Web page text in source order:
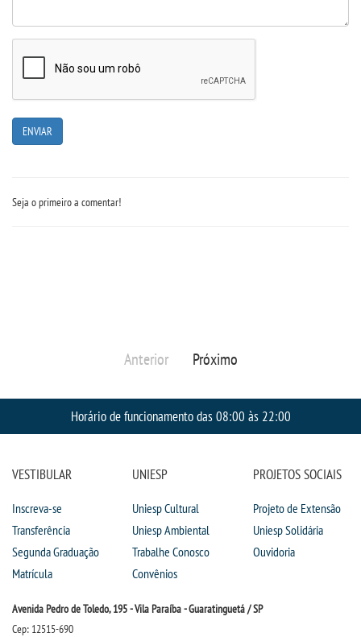
Seja o primeiro a comentar!
Anterior Próximo
Horário de funcionamento das 08:00 às 22:00
VESTIBULAR
Inscreva-se
Transferência
Segunda Graduação
Matrícula
UNIESP
Uniesp Cultural
Uniesp Ambiental
Trabalhe Conosco
Convênios
PROJETOS SOCIAIS
Projeto de Extensão
Uniesp Solidária
Ouvidoria
Avenida Pedro de Toledo, 195 - Vila Paraíba - Guaratinguetá / SP
Cep: 12515-690